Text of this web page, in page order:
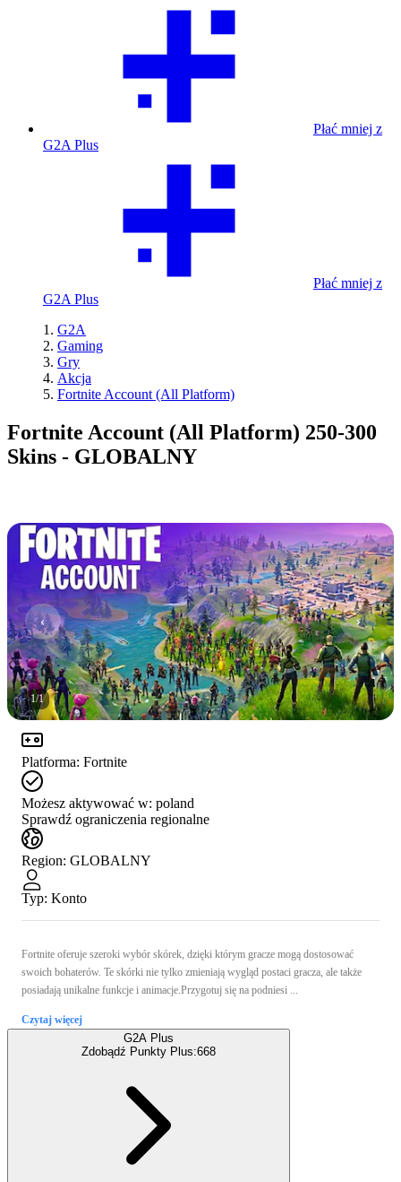
Płać mniej z
G2A Plus
Płać mniej z
G2A Plus
G2A
Gaming
Gry
Akcja
Fortnite Account (All Platform)
Fortnite Account (All Platform) 250-300
Skins - GLOBALNY
1/1
Platforma: Fortnite
Możesz aktywować w: poland
Sprawdź ograniczenia regionalne
Region: GLOBALNY
Typ: Konto
Fortnite oferuje szeroki wybór skórek, dzięki którym gracze mogą dostosować
swoich bohaterów. Te skórki nie tylko zmieniają wygląd postaci gracza, ale także
posiadają unikalne funkcje i animacje.Przygotuj się na podniesi ...
Czytaj więcej
G2A Plus
Zdobądź Punkty Plus:668